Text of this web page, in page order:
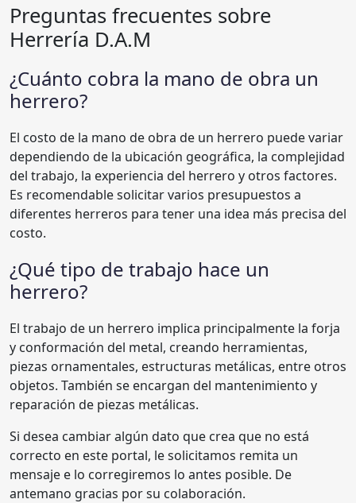
Preguntas frecuentes sobre
Herrería D.A.M
¿Cuánto cobra la mano de obra un
herrero?
El costo de la mano de obra de un herrero puede variar
dependiendo de la ubicación geográfica, la complejidad
del trabajo, la experiencia del herrero y otros factores.
Es recomendable solicitar varios presupuestos a
diferentes herreros para tener una idea más precisa del
costo.
¿Qué tipo de trabajo hace un
herrero?
El trabajo de un herrero implica principalmente la forja
y conformación del metal, creando herramientas,
piezas ornamentales, estructuras metálicas, entre otros
objetos. También se encargan del mantenimiento y
reparación de piezas metálicas.
Si desea cambiar algún dato que crea que no está
correcto en este portal, le solicitamos remita un
mensaje e lo corregiremos lo antes posible. De
antemano gracias por su colaboración.